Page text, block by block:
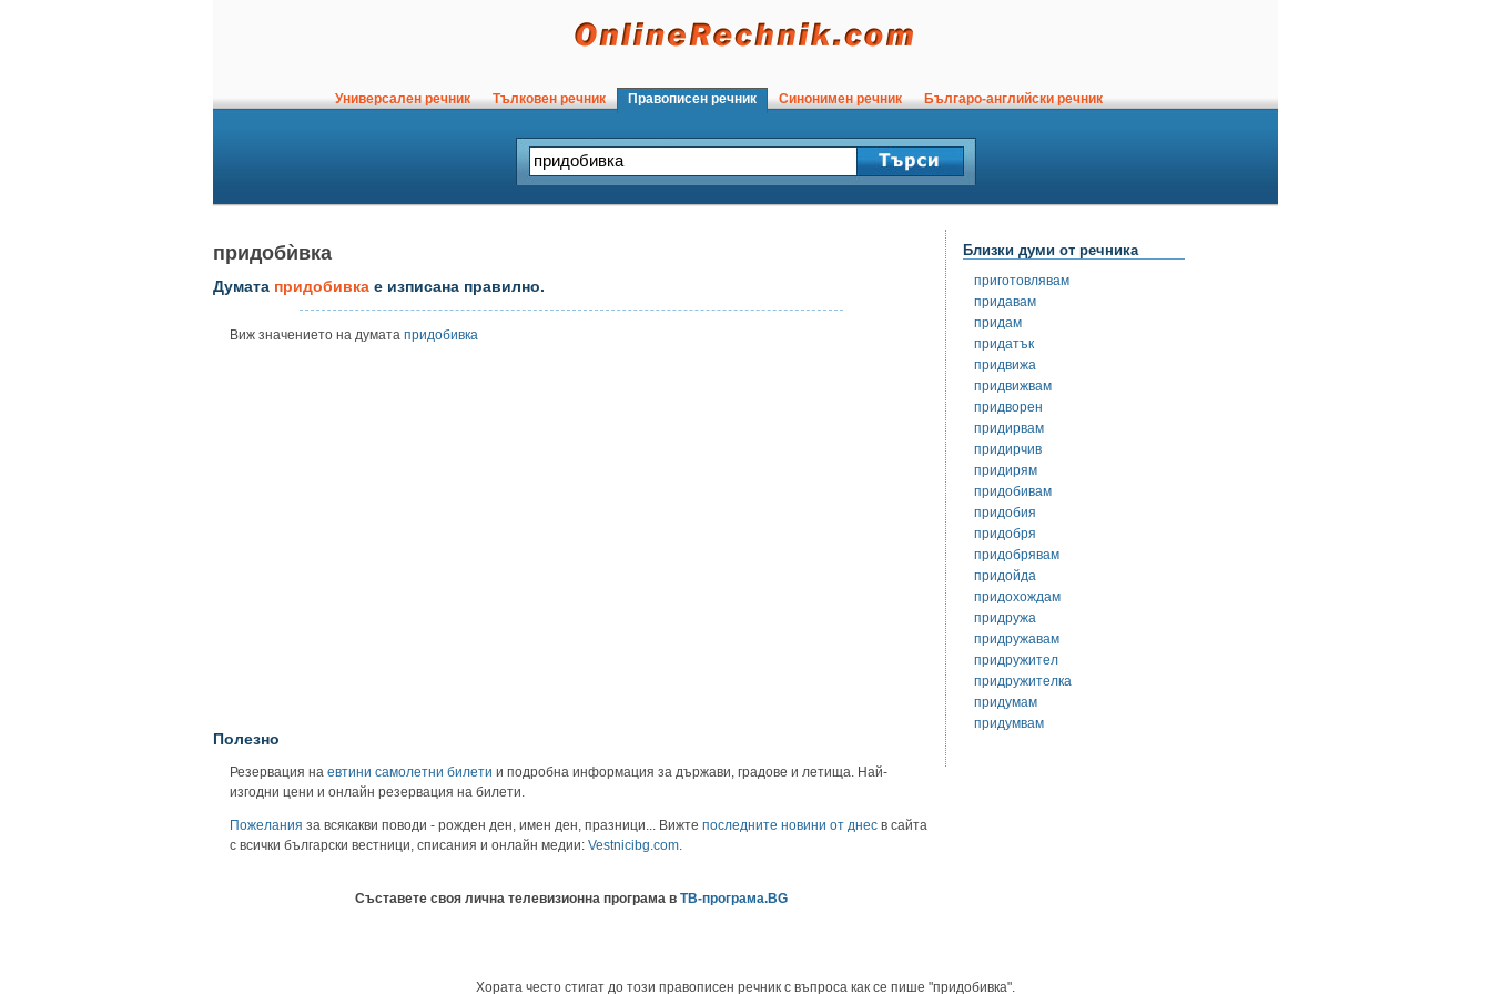
Универсален речник Тълковен речник Правописен речник Синонимен речник Българо-английски речник
придобѝвка
Думата придобивка е изписана правилно.
Виж значението на думата придобивка
Полезно
Резервация на евтини самолетни билети и подробна информация за държави, градове и летища. Най-
изгодни цени и онлайн резервация на билети.
Пожелания за всякакви поводи - рожден ден, имен ден, празници... Вижте последните новини от днес в сайта
с всички български вестници, списания и онлайн медии: Vestnicibg.com.
Съставете своя лична телевизионна програма в ТВ-програма.BG
Близки думи от речника
приготовлявам
придавам
придам
придатък
придвижа
придвижвам
придворен
придирвам
придирчив
придирям
придобивам
придобия
придобря
придобрявам
придойда
придохождам
придружа
придружавам
придружител
придружителка
придумам
придумвам
Хората често стигат до този правописен речник с въпроса как се пише "придобивка".